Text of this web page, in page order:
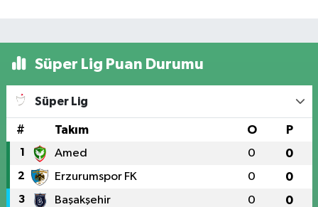
Süper Lig Puan Durumu
Süper Lig
# Takım O P
1 Amed 0 0
2 Erzurumspor FK 0 0
3 Başakşehir 0 0